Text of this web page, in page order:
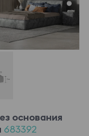
основания
683392